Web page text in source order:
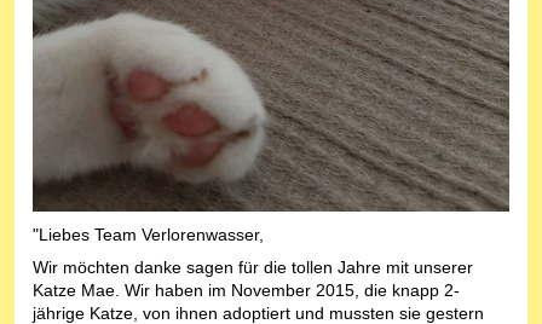
"Liebes Team Verlorenwasser,
Wir möchten danke sagen für die tollen Jahre mit unserer
Katze Mae. Wir haben im November 2015, die knapp 2-
jährige Katze, von ihnen adoptiert und mussten sie gestern